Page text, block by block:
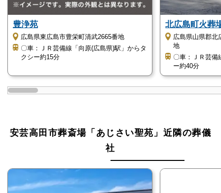
葬祭式場を利用できます
あじさい聖苑は、常設80席の式場を併設しておりま
す。
そのため、一日葬や家族葬を執り行うことができま
1日1組での葬儀となるので他の参列者に気兼ねなく、
アットホームな葬儀を執り行えます。
自然に囲まれた静かな斎場です
安芸高田市葬斎場「あじさい聖苑」は、緑豊かな環境
豊浄苑
広島県東広島市豊栄町清武2665番地
〇車：ＪＲ芸備線「向原(広島県)駅」からタ
クシー約15分
北広島町火葬
広島県山県郡北
地
〇車：ＪＲ芸備
ー約40分
安芸高田市葬斎場「あじさい聖苑」近隣の葬儀
社